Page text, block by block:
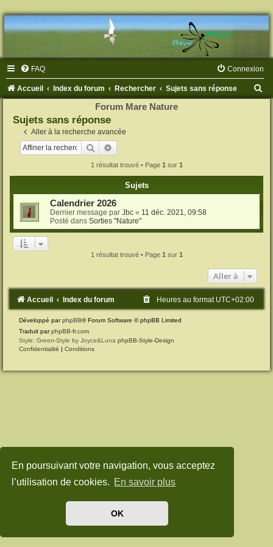
En poursuivant votre navigation, vous acceptez
l’utilisation de cookies. En savoir plus
OK
FAQ Connexion
Accueil Index du forum Rechercher Sujets sans réponse
Forum Mare Nature
Sujets sans réponse
Aller à la recherche avancée
Rechercher
1 résultat trouvé • Page 1 sur 1
Sujets
Calendrier 2026
Dernier message par Jbc « 11 déc. 2021, 09:58
Posté dans Sorties "Nature"
1 résultat trouvé • Page 1 sur 1
Aller à
Accueil Index du forum Heures au format UTC+02:00
Développé parphpBB® Forum Software © phpBB Limited
Traduit parphpBB-fr.com
Style: Green-Style by Joyce&Luna phpBB-Style-Design
Confidentialité | Conditions